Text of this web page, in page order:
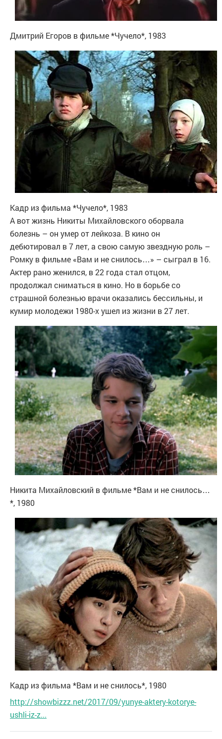
Дмитрий Егоров в фильме *Чучело*, 1983
Кадр из фильма *Чучело*, 1983
А вот жизнь Никиты Михайловского оборвала
болезнь – он умер от лейкоза. В кино он
дебютировал в 7 лет, а свою самую звездную роль –
Ромку в фильме «Вам и не снилось…» – сыграл в 16.
Актер рано женился, в 22 года стал отцом,
продолжал сниматься в кино. Но в борьбе со
страшной болезнью врачи оказались бессильны, и
кумир молодежи 1980-х ушел из жизни в 27 лет.
Никита Михайловский в фильме *Вам и не снилось…
*, 1980
Кадр из фильма *Вам и не снилось*, 1980
http://showbizzz.net/2017/09/yunye-aktery-kotorye-
ushli-iz-z...